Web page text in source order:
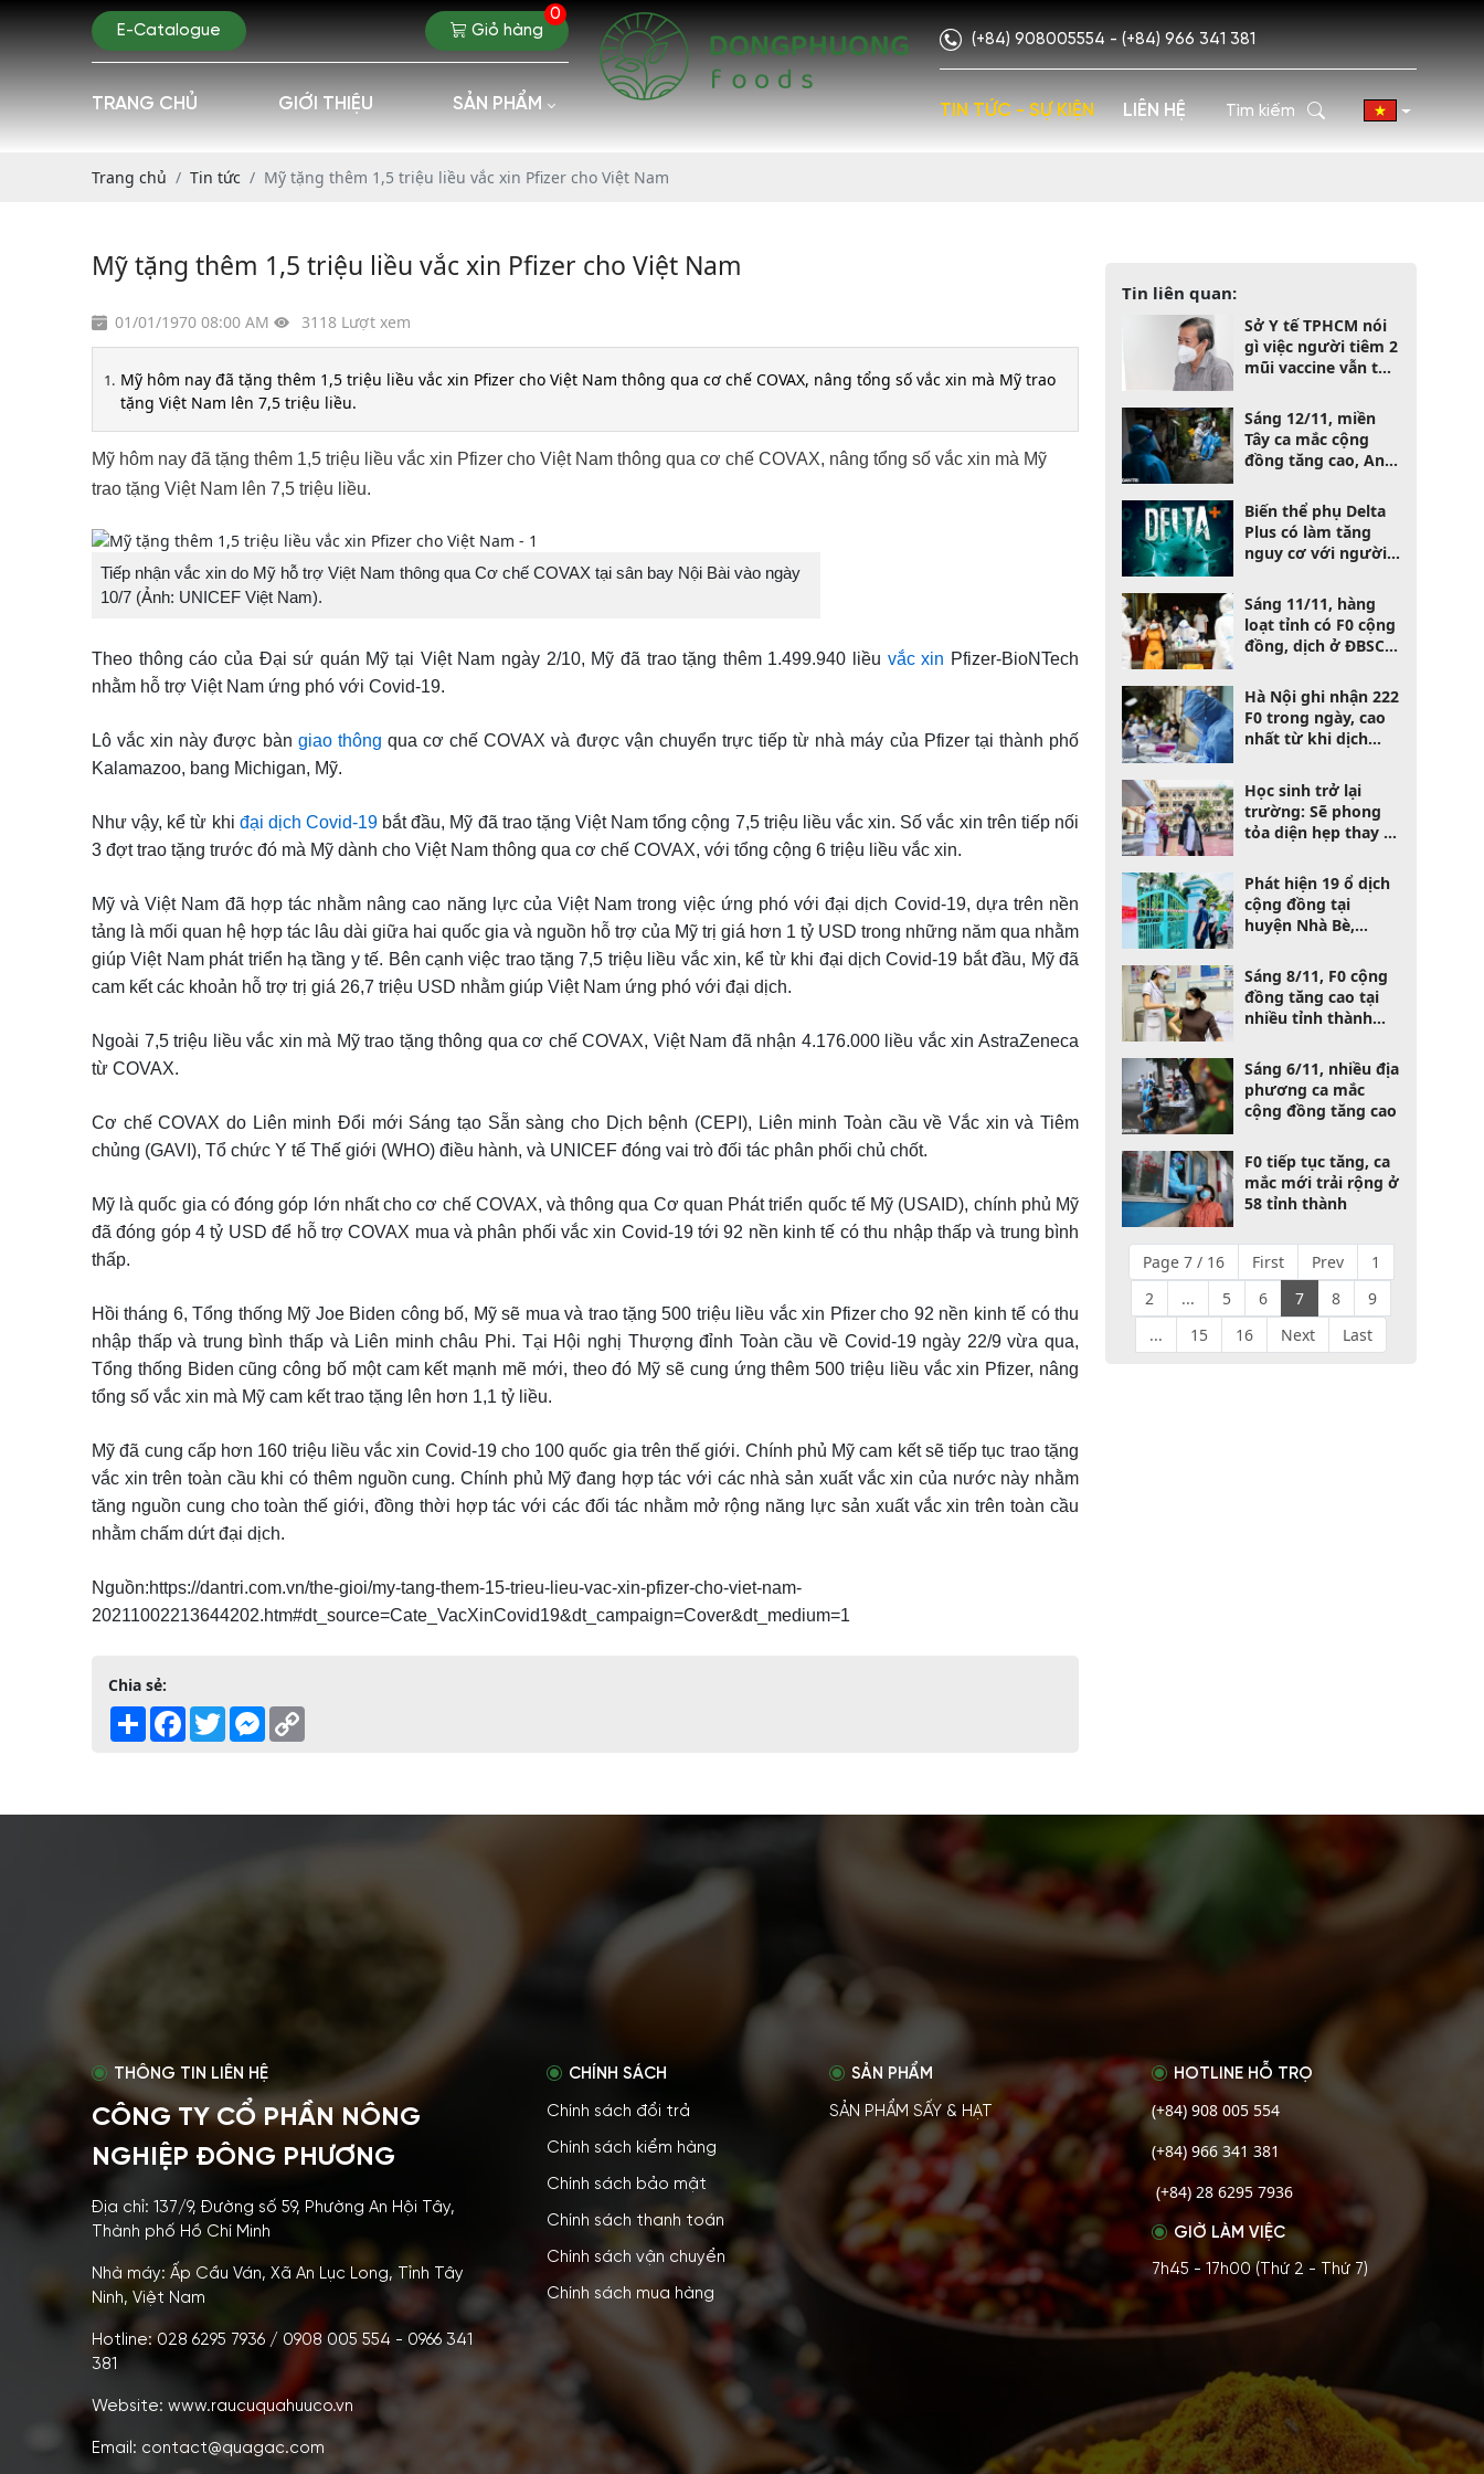
E-Catalogue Giỏ hàng
0
TRANG CHỦ GIỚI THIỆU SẢN PHẨM
(+84) 908005554 - (+84) 966 341 381
TIN TỨC - SỰ KIỆN LIÊN HỆ
Trang chủ Tin tức Mỹ tặng thêm 1,5 triệu liều vắc xin Pfizer cho Việt Nam
Mỹ tặng thêm 1,5 triệu liều vắc xin Pfizer cho Việt Nam
01/01/1970 08:00 AM 3118 Lượt xem
Mỹ hôm nay đã tặng thêm 1,5 triệu liều vắc xin Pfizer cho Việt Nam thông qua cơ chế COVAX, nâng tổng số vắc xin mà Mỹ trao
tặng Việt Nam lên 7,5 triệu liều.
Mỹ hôm nay đã tặng thêm 1,5 triệu liều vắc xin Pfizer cho Việt Nam thông qua cơ chế COVAX, nâng tổng số vắc xin mà Mỹ
trao tặng Việt Nam lên 7,5 triệu liều.
Tiếp nhận vắc xin do Mỹ hỗ trợ Việt Nam thông qua Cơ chế COVAX tại sân bay Nội Bài vào ngày
10/7 (Ảnh: UNICEF Việt Nam).
Theo thông cáo của Đại sứ quán Mỹ tại Việt Nam ngày 2/10, Mỹ đã trao tặng thêm 1.499.940 liều vắc xin Pfizer-BioNTech
nhằm hỗ trợ Việt Nam ứng phó với Covid-19.
Lô vắc xin này được bàn giao thông qua cơ chế COVAX và được vận chuyển trực tiếp từ nhà máy của Pfizer tại thành phố
Kalamazoo, bang Michigan, Mỹ.
Như vậy, kể từ khi đại dịch Covid-19 bắt đầu, Mỹ đã trao tặng Việt Nam tổng cộng 7,5 triệu liều vắc xin. Số vắc xin trên tiếp nối
3 đợt trao tặng trước đó mà Mỹ dành cho Việt Nam thông qua cơ chế COVAX, với tổng cộng 6 triệu liều vắc xin.
Mỹ và Việt Nam đã hợp tác nhằm nâng cao năng lực của Việt Nam trong việc ứng phó với đại dịch Covid-19, dựa trên nền
tảng là mối quan hệ hợp tác lâu dài giữa hai quốc gia và nguồn hỗ trợ của Mỹ trị giá hơn 1 tỷ USD trong những năm qua nhằm
giúp Việt Nam phát triển hạ tầng y tế. Bên cạnh việc trao tặng 7,5 triệu liều vắc xin, kể từ khi đại dịch Covid-19 bắt đầu, Mỹ đã
cam kết các khoản hỗ trợ trị giá 26,7 triệu USD nhằm giúp Việt Nam ứng phó với đại dịch.
Ngoài 7,5 triệu liều vắc xin mà Mỹ trao tặng thông qua cơ chế COVAX, Việt Nam đã nhận 4.176.000 liều vắc xin AstraZeneca
từ COVAX.
Cơ chế COVAX do Liên minh Đổi mới Sáng tạo Sẵn sàng cho Dịch bệnh (CEPI), Liên minh Toàn cầu về Vắc xin và Tiêm
chủng (GAVI), Tổ chức Y tế Thế giới (WHO) điều hành, và UNICEF đóng vai trò đối tác phân phối chủ chốt.
Mỹ là quốc gia có đóng góp lớn nhất cho cơ chế COVAX, và thông qua Cơ quan Phát triển quốc tế Mỹ (USAID), chính phủ Mỹ
đã đóng góp 4 tỷ USD để hỗ trợ COVAX mua và phân phối vắc xin Covid-19 tới 92 nền kinh tế có thu nhập thấp và trung bình
thấp.
Hồi tháng 6, Tổng thống Mỹ Joe Biden công bố, Mỹ sẽ mua và trao tặng 500 triệu liều vắc xin Pfizer cho 92 nền kinh tế có thu
nhập thấp và trung bình thấp và Liên minh châu Phi. Tại Hội nghị Thượng đỉnh Toàn cầu về Covid-19 ngày 22/9 vừa qua,
Tổng thống Biden cũng công bố một cam kết mạnh mẽ mới, theo đó Mỹ sẽ cung ứng thêm 500 triệu liều vắc xin Pfizer, nâng
tổng số vắc xin mà Mỹ cam kết trao tặng lên hơn 1,1 tỷ liều.
Mỹ đã cung cấp hơn 160 triệu liều vắc xin Covid-19 cho 100 quốc gia trên thế giới. Chính phủ Mỹ cam kết sẽ tiếp tục trao tặng
vắc xin trên toàn cầu khi có thêm nguồn cung. Chính phủ Mỹ đang hợp tác với các nhà sản xuất vắc xin của nước này nhằm
tăng nguồn cung cho toàn thế giới, đồng thời hợp tác với các đối tác nhằm mở rộng năng lực sản xuất vắc xin trên toàn cầu
nhằm chấm dứt đại dịch.
Nguồn:https://dantri.com.vn/the-gioi/my-tang-them-15-trieu-lieu-vac-xin-pfizer-cho-viet-nam-
20211002213644202.htm#dt_source=Cate_VacXinCovid19&dt_campaign=Cover&dt_medium=1
Chia sẻ:
Share Facebook
TwitterMessenger
Tin liên quan:
Sở Y tế TPHCM nói
gì việc người tiêm 2
mũi vaccine vẫn tử
Sáng 12/11, miền
Tây ca mắc cộng
đồng tăng cao, An
mới
Biến thể phụ Delta
Plus có làm tăng
nguy cơ với người
Sáng 11/11, hàng
loạt tỉnh có F0 cộng
đồng, dịch ở ĐBSCL
Hà Nội ghi nhận 222
F0 trong ngày, cao
nhất từ khi dịch
Học sinh trở lại
trường: Sẽ phong
tỏa diện hẹp thay vì
Phát hiện 19 ổ dịch
cộng đồng tại
huyện Nhà Bè,
Sáng 8/11, F0 cộng
đồng tăng cao tại
nhiều tỉnh thành
Sáng 6/11, nhiều địa
phương ca mắc
cộng đồng tăng cao
F0 tiếp tục tăng, ca
mắc mới trải rộng ở
58 tỉnh thành
Page 7 / 16 First Prev
1
2
... 5 6 7 8
9
...
15 16 Next Last
THÔNG TIN LIÊN HỆ
CÔNG TY CỔ PHẦN NÔNG
NGHIỆP ĐÔNG PHƯƠNG
Địa chỉ: 137/9, Đường số 59, Phường An Hội Tây,
Thành phố Hồ Chí Minh
Nhà máy: Ấp Cầu Ván, Xã An Lục Long, Tỉnh Tây
Ninh, Việt Nam
Hotline: 028 6295 7936 / 0908 005 554 - 0966 341
381
Website: www.raucuquahuuco.vn
Email: contact@quagac.com
CHÍNH SÁCH
Chính sách đổi trả
Chính sách kiểm hàng
Chính sách bảo mật
Chính sách thanh toán
Chính sách vận chuyển
Chính sách mua hàng
SẢN PHẨM
SẢN PHẨM SẤY & HẠT
HOTLINE HỖ TRỌ
(+84) 908 005 554
(+84) 966 341 381
(+84) 28 6295 7936
GIỜ LÀM VIỆC
7h45 - 17h00 (Thứ 2 - Thứ 7)